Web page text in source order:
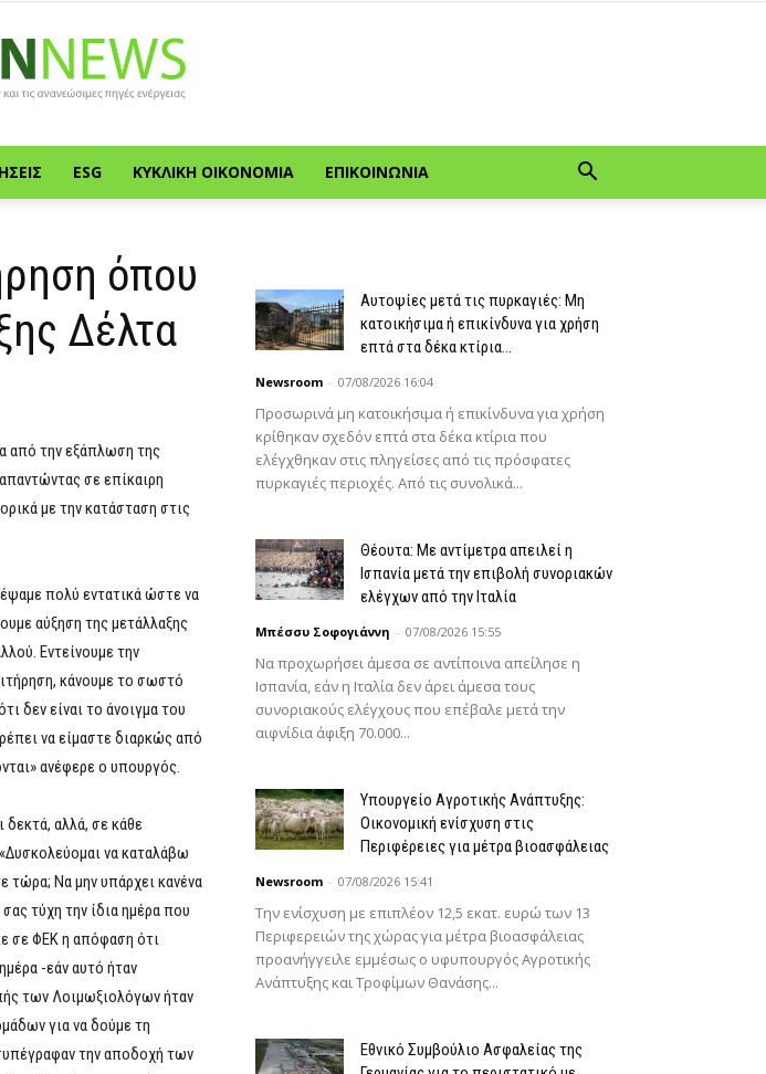
Green
News
ESG ΚΥΚΛΙΚΉ ΟΙΚΟΝΟΜΊΑ ΕΠΙΚΟΙΝΩΝΊΑ
όπου
Δέλτα
από την εξάπλωση της
σε επίκαιρη
με την κατάσταση στις
πολύ εντατικά ώστε να
αύξηση της μετάλλαξης
Εντείνουμε την
κάνουμε το σωστό
δεν είναι το άνοιγμα του
να είμαστε διαρκώς από
ανέφερε ο υπουργός.
δεκτά, αλλά, σε κάθε
να καταλάβω
τώρα; Να μην υπάρχει κανένα
τύχη την ίδια ημέρα που
σε ΦΕΚ η απόφαση ότι
-εάν αυτό ήταν
των Λοιμωξιολόγων ήταν
για να δούμε τη
την αποδοχή των
Αυτοψίες μετά τις πυρκαγιές: Μη
κατοικήσιμα ή επικίνδυνα για χρήση
επτά στα δέκα κτίρια...
Newsroom - 07/08/2026 16:04
Προσωρινά μη κατοικήσιμα ή επικίνδυνα για χρήση
κρίθηκαν σχεδόν επτά στα δέκα κτίρια που
ελέγχθηκαν στις πληγείσες από τις πρόσφατες
πυρκαγιές περιοχές. Από τις συνολικά...
Θέουτα: Με αντίμετρα απειλεί η
Ισπανία μετά την επιβολή συνοριακών
ελέγχων από την Ιταλία
Μπέσσυ Σοφογιάννη - 07/08/2026 15:55
Να προχωρήσει άμεσα σε αντίποινα απείλησε η
Ισπανία, εάν η Ιταλία δεν άρει άμεσα τους
συνοριακούς ελέγχους που επέβαλε μετά την
αιφνίδια άφιξη 70.000...
Υπουργείο Αγροτικής Ανάπτυξης:
Οικονομική ενίσχυση στις
Περιφέρειες για μέτρα βιοασφάλειας
Newsroom - 07/08/2026 15:41
Την ενίσχυση με επιπλέον 12,5 εκατ. ευρώ των 13
Περιφερειών της χώρας για μέτρα βιοασφάλειας
προανήγγειλε εμμέσως ο υφυπουργός Αγροτικής
Ανάπτυξης και Τροφίμων Θανάσης...
Εθνικό Συμβούλιο Ασφαλείας της